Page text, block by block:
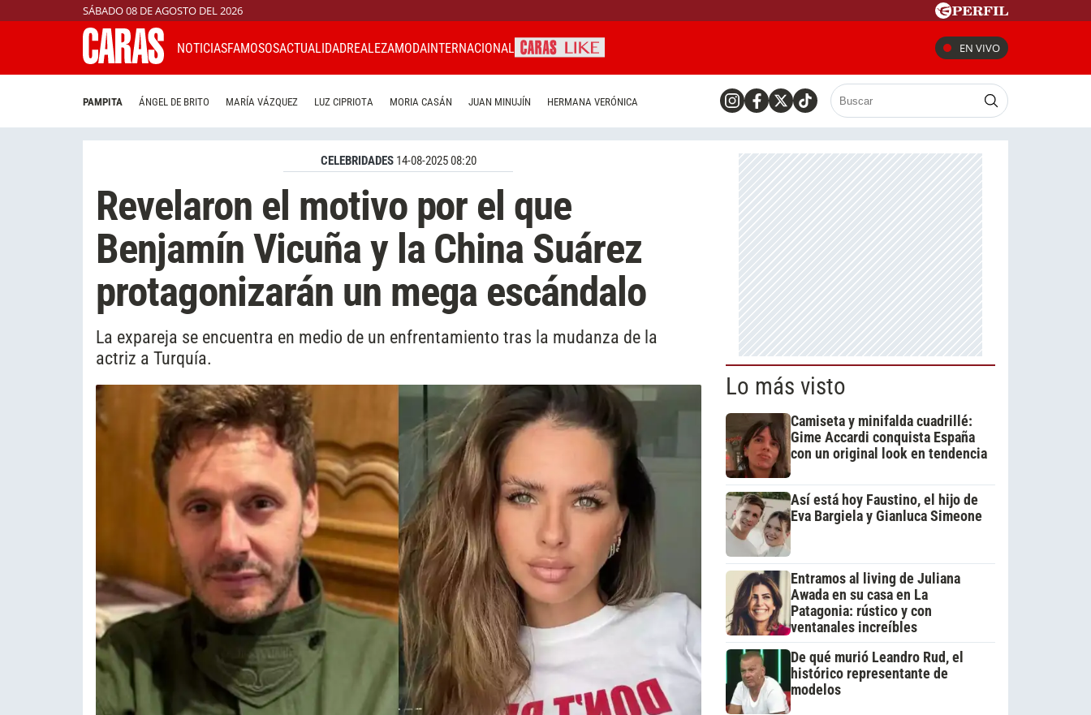
SÁBADO 08 DE AGOSTO DEL 2026
NOTICIASFAMOSOSACTUALIDADREALEZAMODAINTERNACIONAL EN VIVO
PAMPITA ÁNGEL DE BRITO MARÍA VÁZQUEZ LUZ CIPRIOTA MORIA CASÁN JUAN MINUJÍN HERMANA VERÓNICA
CELEBRIDADES 14-08-2025 08:20
Revelaron el motivo por el que
Benjamín Vicuña y la China Suárez
protagonizarán un mega escándalo
La expareja se encuentra en medio de un enfrentamiento tras la mudanza de la
actriz a Turquía.
Lo más visto
Camiseta y minifalda cuadrillé:
Gime Accardi conquista España
con un original look en tendencia
Así está hoy Faustino, el hijo de
Eva Bargiela y Gianluca Simeone
Entramos al living de Juliana
Awada en su casa en La
Patagonia: rústico y con
ventanales increíbles
De qué murió Leandro Rud, el
histórico representante de
modelos